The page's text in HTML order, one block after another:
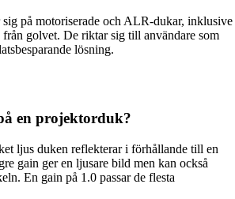
på motoriserade och ALR-dukar, inklusive
golvet. De riktar sig till användare som
lösning.
en projektorduk?
ljus duken reflekterar i förhållande till en
gain ger en ljusare bild men kan också
En gain på 1.0 passar de flesta